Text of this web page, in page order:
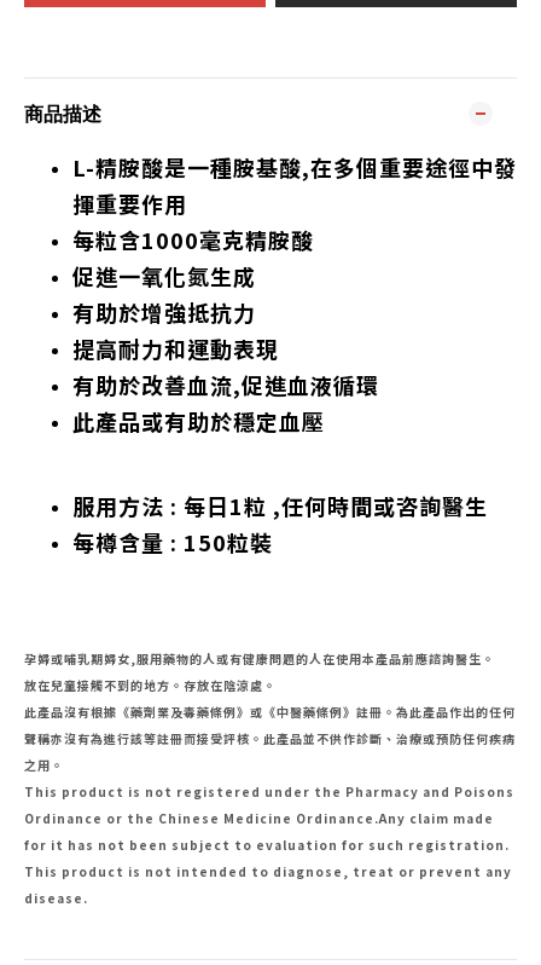
商品描述
L-精胺酸是一種胺基酸,在多個重要途徑中發
揮重要作用
每粒含1000毫克精胺酸
促進一氧化氮生成
有助於增強抵抗力
提高耐力和運動表現
有助於改善血流,促進血液循環
此產品或有助於穩定血壓
服用方法 : 每日1粒 ,任何時間或咨詢醫生
每樽含量 : 150粒裝
孕婦或哺乳期婦女,服用藥物的人或有健康問題的人在使用本產品前應諮詢醫生。
放在兒童接觸不到的地方。存放在陰涼處。
此產品沒有根據《藥劑業及毒藥條例》或《中醫藥條例》註冊。為此產品作出的任何
聲稱亦沒有為進行該等註冊而接受評核。此產品並不供作診斷、治療或預防任何疾病
之用。
This product is not registered under the Pharmacy and Poisons
Ordinance or the Chinese Medicine Ordinance.Any claim made
for it has not been subject to evaluation for such registration.
This product is not intended to diagnose, treat or prevent any
disease.